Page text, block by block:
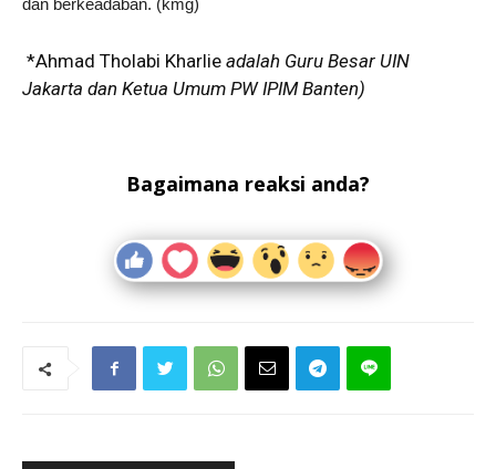
dan berkeadaban. (kmg)
*Ahmad Tholabi Kharlie adalah Guru Besar UIN
Jakarta dan Ketua Umum PW IPIM Banten)
Bagaimana reaksi anda?